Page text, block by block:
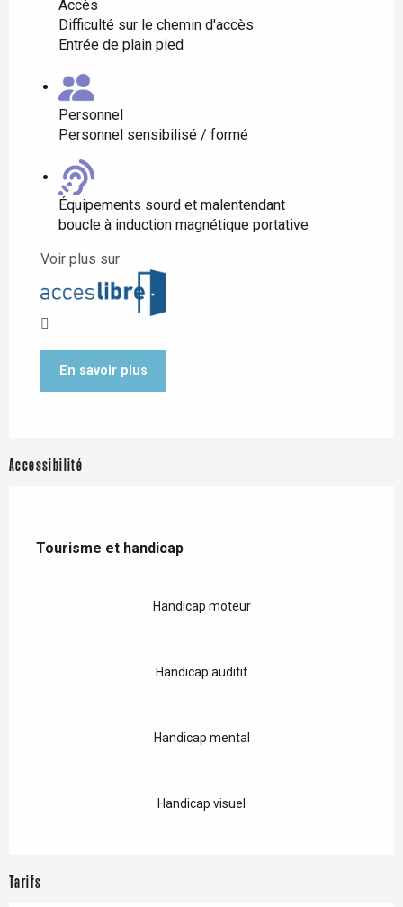
Accès
Difficulté sur le chemin d'accès
Entrée de plain pied
Personnel
Personnel sensibilisé / formé
Équipements sourd et malentendant
boucle à induction magnétique portative
Voir plus sur
En savoir plus
Accessibilité
Tourisme et handicap
Tourisme et handicap
Handicap moteur
Handicap auditif
Handicap mental
Handicap visuel
Tarifs